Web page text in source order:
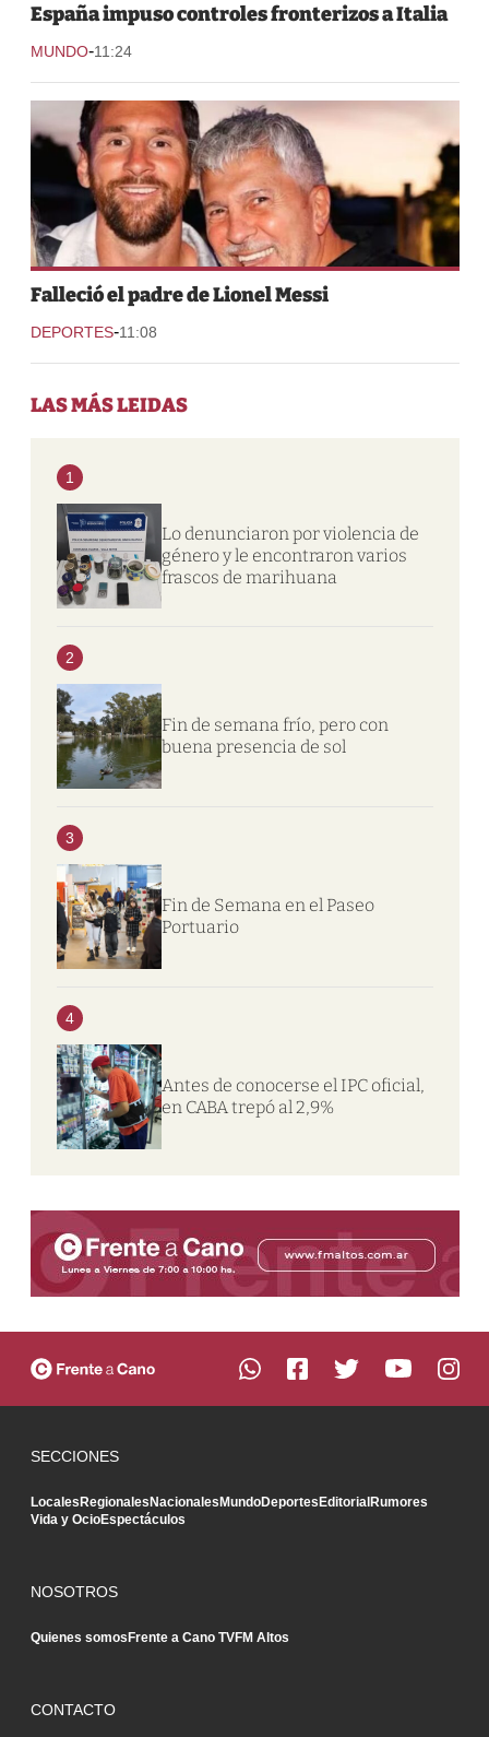
España impuso controles fronterizos a Italia
MUNDO-11:24
Falleció el padre de Lionel Messi
DEPORTES-11:08
LAS MÁS LEIDAS
1
Lo denunciaron por violencia de
género y le encontraron varios
frascos de marihuana
2
Fin de semana frío, pero con
buena presencia de sol
3
Fin de Semana en el Paseo
Portuario
4
Antes de conocerse el IPC oficial,
en CABA trepó al 2,9%
SECCIONES
Locales Regionales Nacionales MundoDeportes Editorial Rumores
Vida y OcioEspectáculos
NOSOTROS
Quienes somos Frente a Cano TVFM Altos
CONTACTO